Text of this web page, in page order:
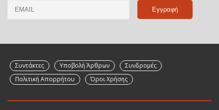
Email
Συντάκτες Υποβολή Άρθρων
Συνδρομές
Πολιτική Απορρήτου
Όροι Χρήσης